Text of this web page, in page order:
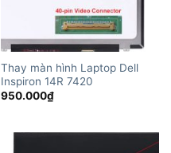
Thay màn hình Laptop Dell
Inspiron 14R 7420
950.000₫